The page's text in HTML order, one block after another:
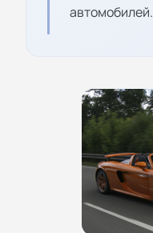
автомобилей.